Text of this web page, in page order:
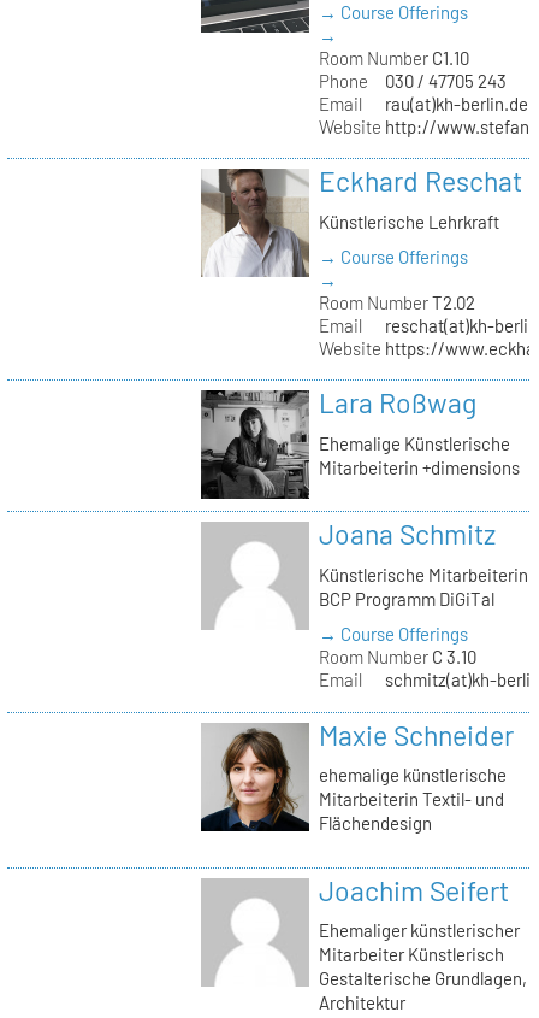
→ Course Offerings
→
Room NumberC1.10
Phone
030 / 47705 243
Email
rau(at)kh-berlin.de
Website http://
Eckhard Reschat
Künstlerische Lehrkraft
→ Course Offerings
→
Room NumberT2.02
Email
reschat(at)kh-
Website https://
Lara Roßwag
Ehemalige Künstlerische
Mitarbeiterin +dimensions
Joana Schmitz
Künstlerische Mitarbeiterin
BCP Programm DiGiTal
→ Course Offerings
Room NumberC 3.10
Email
schmitz(at)kh-
Maxie Schneider
ehemalige künstlerische
Mitarbeiterin Textil- und
Flächendesign
Joachim Seifert
Ehemaliger künstlerischer
Mitarbeiter Künstlerisch
Gestalterische Grundlagen,
Architektur